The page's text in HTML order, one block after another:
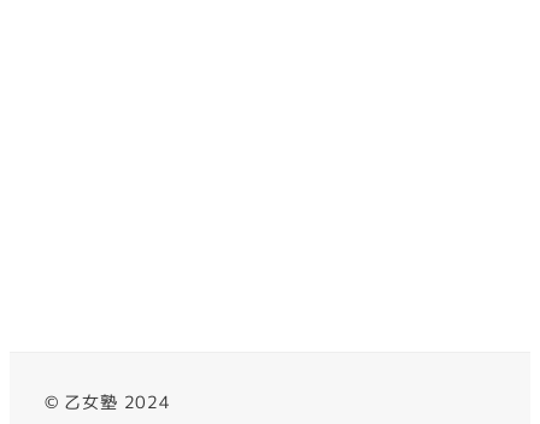
© 乙女塾 2024